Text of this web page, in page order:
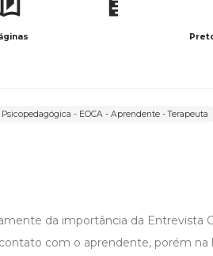
- EOCA - Aprendente - Terapeuta
da importância da Entrevista
com o aprendente, porém na